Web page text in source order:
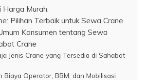
Murah:
Pilihan Terbaik untuk Sewa Crane
Konsumen tentang Sewa
Crane
Jenis Crane yang Tersedia di Sahabat
Biaya Operator, BBM, dan Mobilisasi